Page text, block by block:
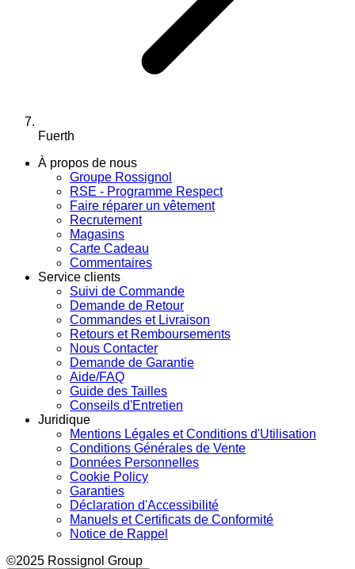
Fuerth
À propos de nous
Groupe Rossignol
RSE - Programme Respect
Faire réparer un vêtement
Recrutement
Magasins
Carte Cadeau
Commentaires
Service clients
Suivi de Commande
Demande de Retour
Commandes et Livraison
Retours et Remboursements
Nous Contacter
Demande de Garantie
Aide/FAQ
Guide des Tailles
Conseils d'Entretien
Juridique
Mentions Légales et Conditions d'Utilisation
Conditions Générales de Vente
Données Personnelles
Cookie Policy
Garanties
Déclaration d'Accessibilité
Manuels et Certificats de Conformité
Notice de Rappel
©2025 Rossignol Group